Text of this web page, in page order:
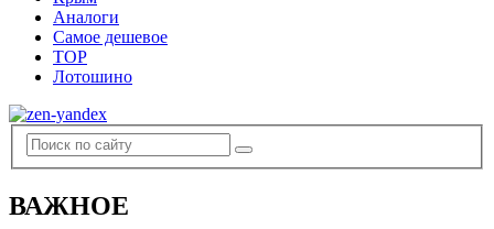
Аналоги
Самое дешевое
TOP
Лотошино
ВАЖНОЕ